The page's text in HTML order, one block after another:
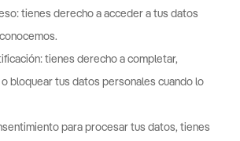
tienes derecho a acceder a tus datos
tienes derecho a completar,
bloquear tus datos personales cuando lo
para procesar tus datos, tienes